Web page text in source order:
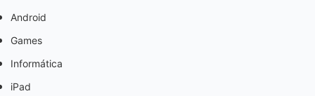
Android
Games
Informática
iPad